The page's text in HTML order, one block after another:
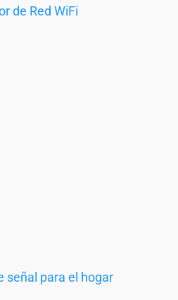
de Red WiFi
señal para el hogar